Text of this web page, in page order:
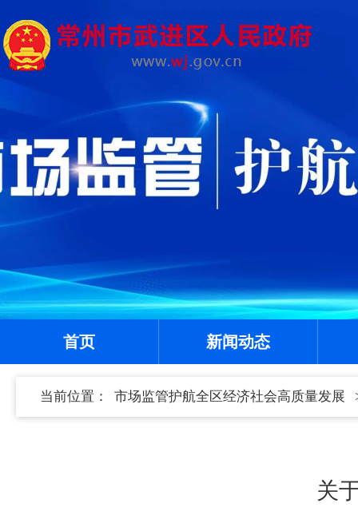
首页 新闻动态
当前位置： 市场监管护航全区经济社会高质量发展
关